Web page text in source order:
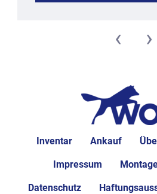
‹ ›
Inventar Ankauf
Impressum
Datenschutz